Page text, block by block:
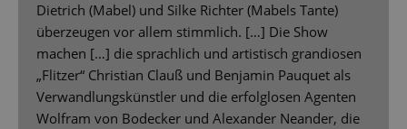
Dietrich (Mabel) und Silke Richter (Mabels Tante)
überzeugen vor allem stimmlich. […] Die Show
machen […] die sprachlich und artistisch grandiosen
„Flitzer“ Christian Clauß und Benjamin Pauquet als
Verwandlungskünstler und die erfolglosen Agenten
Wolfram von Bodecker und Alexander Neander, die